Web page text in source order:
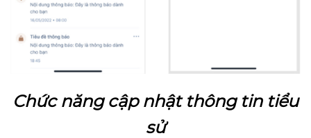
Chức năng cập nhật thông tin tiểu
sử